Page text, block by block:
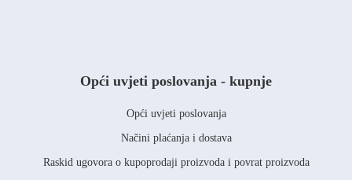
Opći uvjeti poslovanja - kupnje
Opći uvjeti poslovanja
Načini plaćanja i dostava
Raskid ugovora o kupoprodaji proizvoda i povrat proizvoda